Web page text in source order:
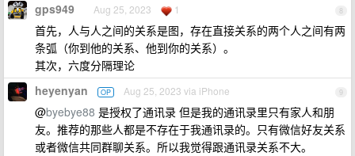
8
gps949 Aug 25, 2023 1
首先，人与人之间的关系是图，存在直接关系的两个人之间有两
条弧（你到他的关系、他到你的关系）。
其次，六度分隔理论
9
heyenyan OP Aug 25, 2023 via iPhone
@byebye88 是授权了通讯录 但是我的通讯录里只有家人和朋
友。推荐的那些人都是不存在于我通讯录的。只有微信好友关系
或者微信共同群聊关系。所以我觉得跟通讯录关系不大。